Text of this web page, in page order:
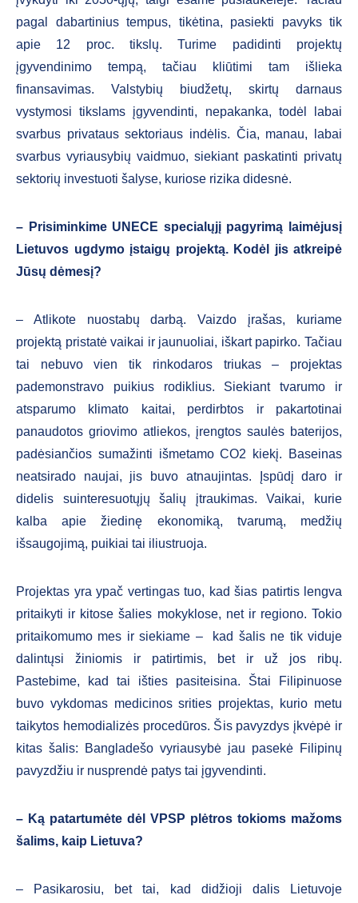
pagal dabartinius tempus, tikėtina, pasiekti pavyks tik
apie 12 proc. tikslų. Turime padidinti projektų
įgyvendinimo tempą, tačiau kliūtimi tam išlieka
finansavimas. Valstybių biudžetų, skirtų darnaus
vystymosi tikslams įgyvendinti, nepakanka, todėl labai
svarbus privataus sektoriaus indėlis. Čia, manau, labai
svarbus vyriausybių vaidmuo, siekiant paskatinti privatų
sektorių investuoti šalyse, kuriose rizika didesnė.
– Prisiminkime UNECE specialųjį pagyrimą laimėjusį
Lietuvos ugdymo įstaigų projektą. Kodėl jis atkreipė
Jūsų dėmesį?
– Atlikote nuostabų darbą. Vaizdo įrašas, kuriame
projektą pristatė vaikai ir jaunuoliai, iškart papirko. Tačiau
tai nebuvo vien tik rinkodaros triukas – projektas
pademonstravo puikius rodiklius. Siekiant tvarumo ir
atsparumo klimato kaitai, perdirbtos ir pakartotinai
panaudotos griovimo atliekos, įrengtos saulės baterijos,
padėsiančios sumažinti išmetamo CO2 kiekį. Baseinas
neatsirado naujai, jis buvo atnaujintas. Įspūdį daro ir
didelis suinteresuotųjų šalių įtraukimas. Vaikai, kurie
kalba apie žiedinę ekonomiką, tvarumą, medžių
išsaugojimą, puikiai tai iliustruoja.
Projektas yra ypač vertingas tuo, kad šias patirtis lengva
pritaikyti ir kitose šalies mokyklose, net ir regiono. Tokio
pritaikomumo mes ir siekiame – kad šalis ne tik viduje
dalintųsi žiniomis ir patirtimis, bet ir už jos ribų.
Pastebime, kad tai išties pasiteisina. Štai Filipinuose
buvo vykdomas medicinos srities projektas, kurio metu
taikytos hemodializės procedūros. Šis pavyzdys įkvėpė ir
kitas šalis: Bangladešo vyriausybė jau pasekė Filipinų
pavyzdžiu ir nusprendė patys tai įgyvendinti.
– Ką patartumėte dėl VPSP plėtros tokioms mažoms
šalims, kaip Lietuva?
– Pasikarosiu, bet tai, kad didžioji dalis Lietuvoje